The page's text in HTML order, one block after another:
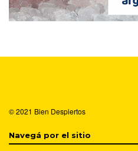
© 2021 Bien Despiertos
Navegá por el sitio